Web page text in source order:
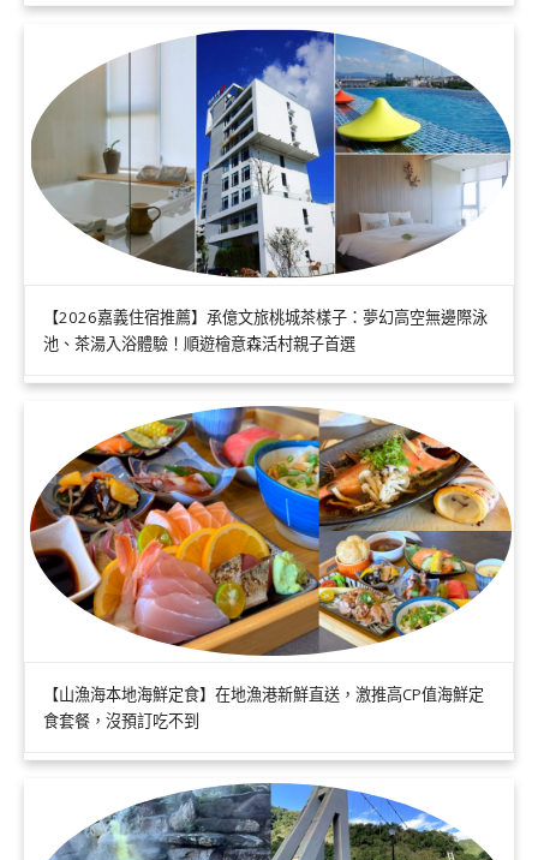
【2026嘉義住宿推薦】承億文旅桃城茶樣子：夢幻高空無邊際泳
池、茶湯入浴體驗！順遊檜意森活村親子首選
【山漁海本地海鮮定食】在地漁港新鮮直送，激推高CP值海鮮定
食套餐，沒預訂吃不到